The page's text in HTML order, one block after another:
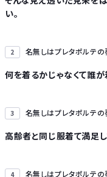
Powered by livedoor 相互
い。
2 名無しはプレタポルテ
何を着るかじゃなくて誰
3 名無しはプレタポルテ
高齢者と同じ服着て満足
4 名無しはプレタポルテ